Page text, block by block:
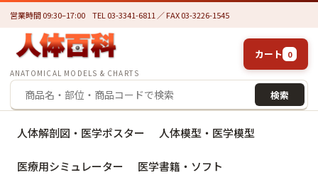
営業時間 09:30–17:00 TEL 03-3341-6811 ／ FAX 03-3226-1545
ANATOMICAL MODELS & CHARTS
検索
カート 0
人体解剖図・医学ポスター 人体模型・医学模型
医療用シミュレーター 医学書籍・ソフト